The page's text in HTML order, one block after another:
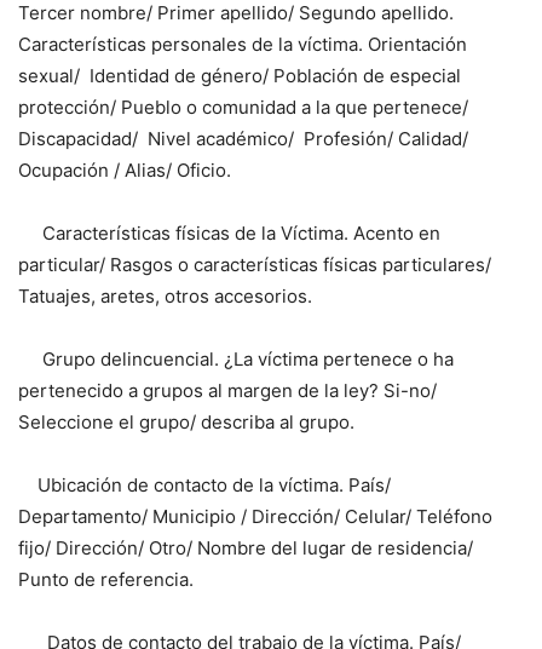
Tercer nombre/ Primer apellido/ Segundo apellido.
Características personales de la víctima. Orientación
sexual/ Identidad de género/ Población de especial
protección/ Pueblo o comunidad a la que pertenece/
Discapacidad/ Nivel académico/ Profesión/ Calidad/
Ocupación / Alias/ Oficio.
Características físicas de la Víctima. Acento en
particular/ Rasgos o características físicas particulares/
Tatuajes, aretes, otros accesorios.
Grupo delincuencial. ¿La víctima pertenece o ha
pertenecido a grupos al margen de la ley? Si-no/
Seleccione el grupo/ describa al grupo.
Ubicación de contacto de la víctima. País/
Departamento/ Municipio / Dirección/ Celular/ Teléfono
fijo/ Dirección/ Otro/ Nombre del lugar de residencia/
Punto de referencia.
Datos de contacto del trabajo de la víctima. País/